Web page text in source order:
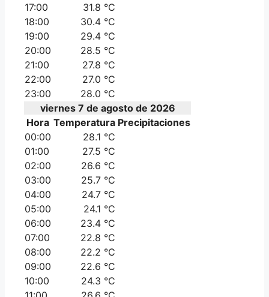
17:00
31.8 °C
18:00
30.4 °C
19:00
29.4 °C
20:00
28.5 °C
21:00
27.8 °C
22:00
27.0 °C
23:00
28.0 °C
viernes 7 de agosto de 2026
Hora Temperatura Precipitaciones
00:00
28.1 °C
01:00
27.5 °C
02:00
26.6 °C
03:00
25.7 °C
04:00
24.7 °C
05:00
24.1 °C
06:00
23.4 °C
07:00
22.8 °C
08:00
22.2 °C
09:00
22.6 °C
10:00
24.3 °C